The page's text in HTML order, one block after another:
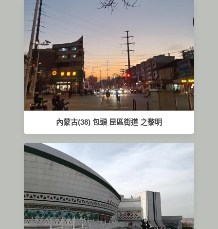
內蒙古(38) 包頭 昆區街道 之黎明